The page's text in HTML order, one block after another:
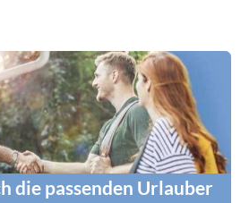
die passenden Urlauber